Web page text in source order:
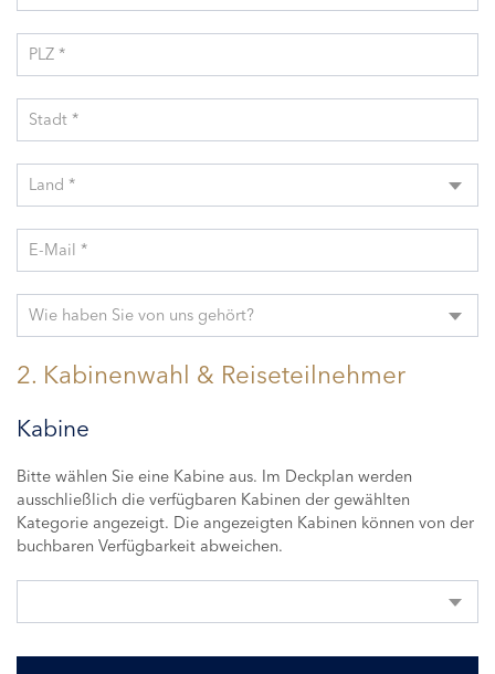
PLZ *
Stadt *
Land *
E-Mail *
Wie haben Sie von uns gehört?
2. Kabinenwahl & Reiseteilnehmer
Kabine
Bitte wählen Sie eine Kabine aus. Im Deckplan werden
ausschließlich die verfügbaren Kabinen der gewählten
Kategorie angezeigt. Die angezeigten Kabinen können von der
buchbaren Verfügbarkeit abweichen.